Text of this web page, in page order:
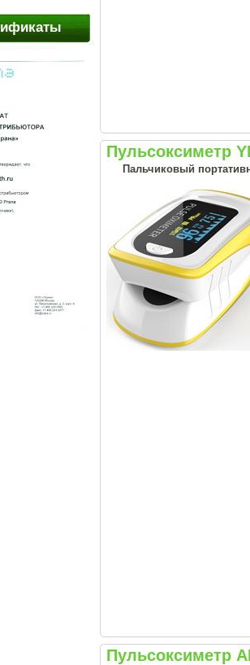
Пульсоксиметр
Пальчиковый
Пульсоксиметр